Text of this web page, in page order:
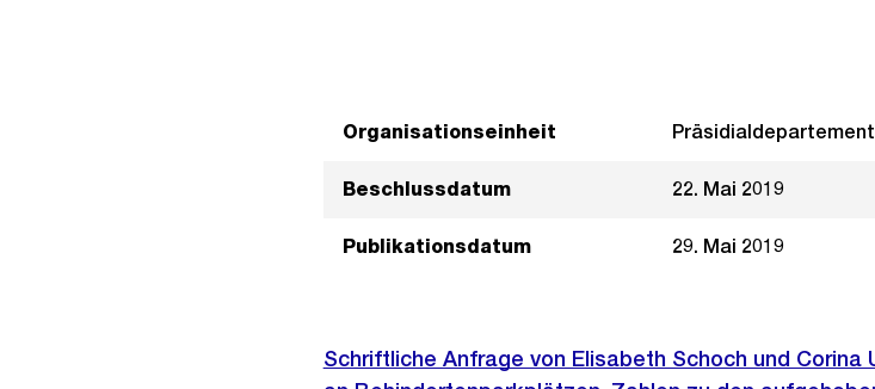
Organisationseinheit
Beschlussdatum 22. Mai 2019
Publikationsdatum 29. Mai 2019
Schriftliche Anfrage von Elisabeth Schoch und